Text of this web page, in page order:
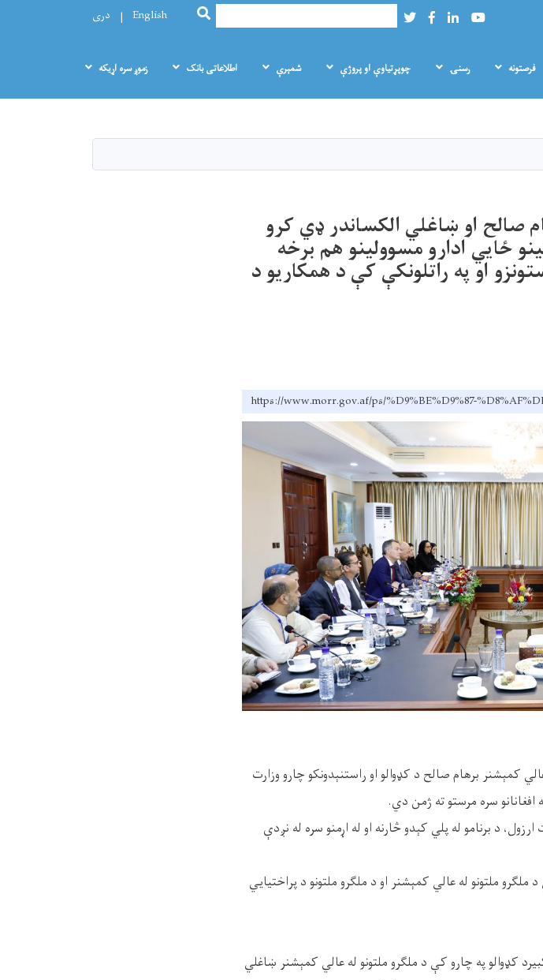
content
Youtube
LinkedIn
Facebook
Twitter
لټون SEARCH
English دری
فرصتونه رسنۍ چوپړتیاوې او پروژې شمېرې اطلاعاتی بانک زموږ سره اړيکه
صالح او ښاغلي الکساندر ډي کرو
ځايي ادارو مسوولینو هم برخه
او په راتلونکې کې د همکاریو د
https://www.morr.gov.af/ps/%D9%BE%D9%87-
کمېشنر برهام صالح د کډوالو او راستنېدونکو چارو وزارت
افغانانو سره مرستو ته ژمن دي.
د برنامو له پلي کېدو څارنه او له اړمنو سره له نږدې
ملتونو له عالي کمېشنر او د ملګرو ملتونو د پراختیايي
کډوالو په چارو کې د ملګرو ملتونو له عالي کمېشنر ښاغلي